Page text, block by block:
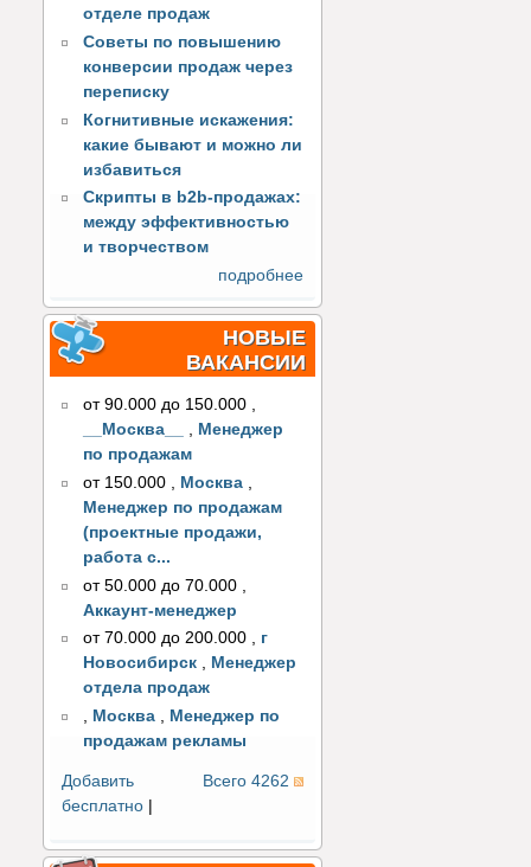
отделе продаж
Советы по повышению
конверсии продаж через
переписку
Когнитивные искажения:
какие бывают и можно ли
избавиться
Скрипты в b2b-продажах:
между эффективностью
и творчеством
подробнее
НОВЫЕ
ВАКАНСИИ
от 90.000 до 150.000 ,
__Москва__
, Менеджер
по продажам
от 150.000
Москва
Менеджер по продажам
(проектные продажи,
работа с...
от 50.000 до 70.000
Аккаунт-менеджер
от 70.000 до 200.000 , г
Новосибирск , Менеджер
отдела продаж
, Москва , Менеджер по
продажам рекламы
Всего 4262
Добавить
бесплатно